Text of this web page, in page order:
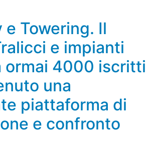
e Towering. Il
e impianti
ormai 4000 iscritti
una
piattaforma di
e confronto